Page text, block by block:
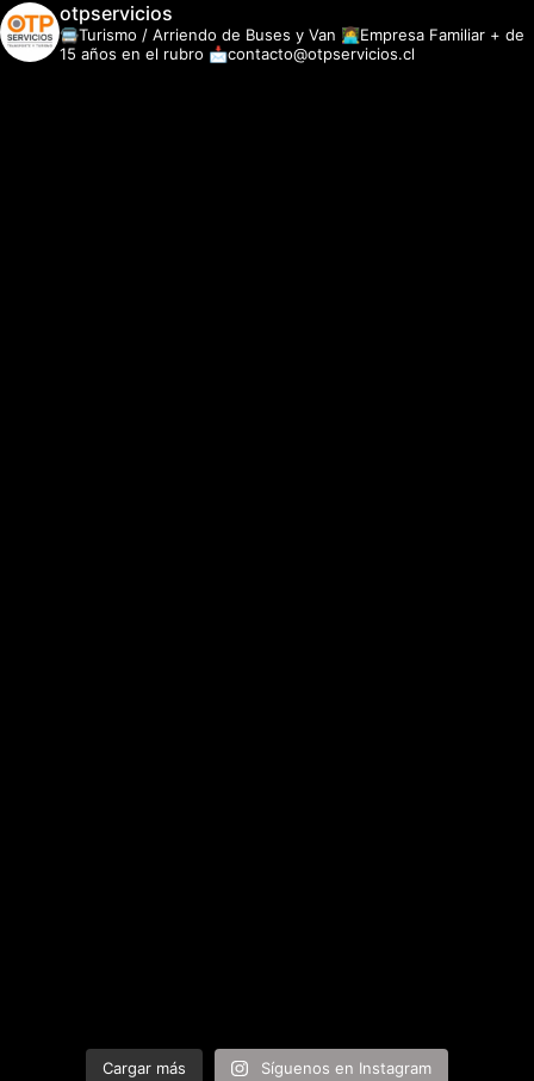
otpservicios
🚍Turismo / Arriendo de Buses y Van 👩‍💻Empresa Familiar + de
15 años en el rubro 📩contacto@otpservicios.cl
Cargar más Síguenos en Instagram